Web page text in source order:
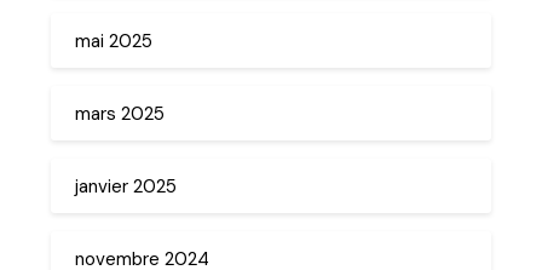
mai 2025
mars 2025
janvier 2025
novembre 2024